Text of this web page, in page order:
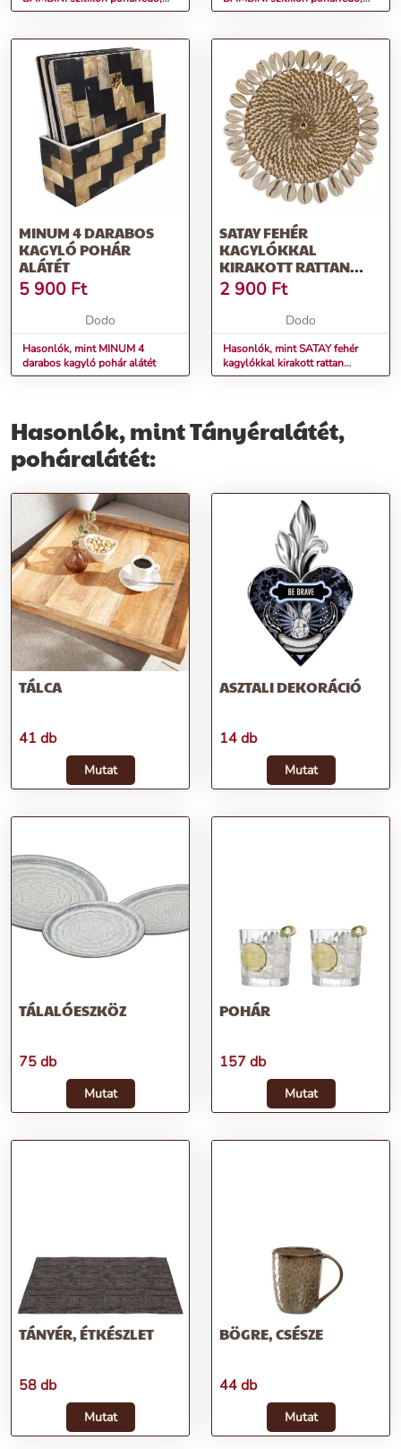
krokodil
oroszlán
MINUM 4 DARABOS
KAGYLÓ POHÁR
ALÁTÉT
5 900 Ft
Dodo
Hasonlók, mint MINUM 4
darabos kagyló pohár alátét
SATAY FEHÉR
KAGYLÓKKAL
KIRAKOTT RATTAN
POHÁRALÁTÉT
2 900 Ft
Dodo
Hasonlók, mint SATAY fehér
kagylókkal kirakott rattan
poháralátét
Hasonlók, mint Tányéralátét,
poháralátét:
TÁLCA
41 db
Mutat
ASZTALI DEKORÁCIÓ
14 db
Mutat
TÁLALÓESZKÖZ
75 db
Mutat
POHÁR
157 db
Mutat
TÁNYÉR, ÉTKÉSZLET
58 db
Mutat
BÖGRE, CSÉSZE
44 db
Mutat